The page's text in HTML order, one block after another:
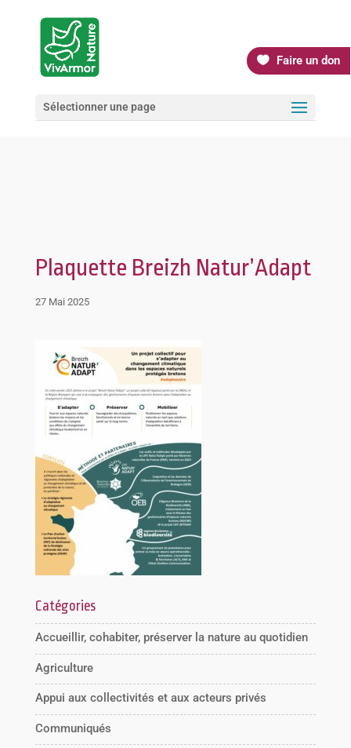
Faire un don
Sélectionner une page
Plaquette Breizh Natur’Adapt
27 Mai 2025
Catégories
Accueillir, cohabiter, préserver la nature au quotidien
Agriculture
Appui aux collectivités et aux acteurs privés
Communiqués